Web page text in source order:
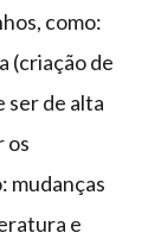
como:
(criação de
ser de alta
os
mudanças
e